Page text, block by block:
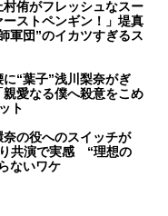
侑がフレッシュなスー
ストペンギン！」堤真
軍団”のイカツすぎるス
“葉子”浅川梨奈がぎ
愛なる僕へ殺意をこめ
ト
の役へのスイッチが
共演で実感 “理想の
ないワケ